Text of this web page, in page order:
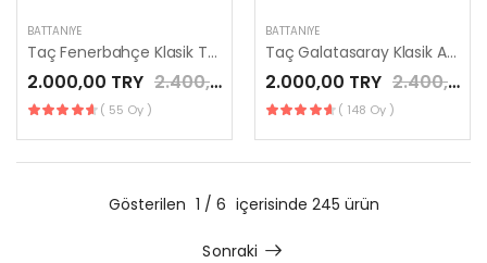
BATTANIYE
Taç Fenerbahçe Klasik Tek Kişilik Battaniye
2.000,00 TRY 2.400,00 TRY
( 55 Oy )
BATTANIYE
Taç Galatasaray Klasik Aslan Tek Kişilik Battaniye
2.000,00 TRY 2.400,00 TRY
( 148 Oy )
Gösterilen 1 / 6 içerisinde 245 ürün
Sonraki